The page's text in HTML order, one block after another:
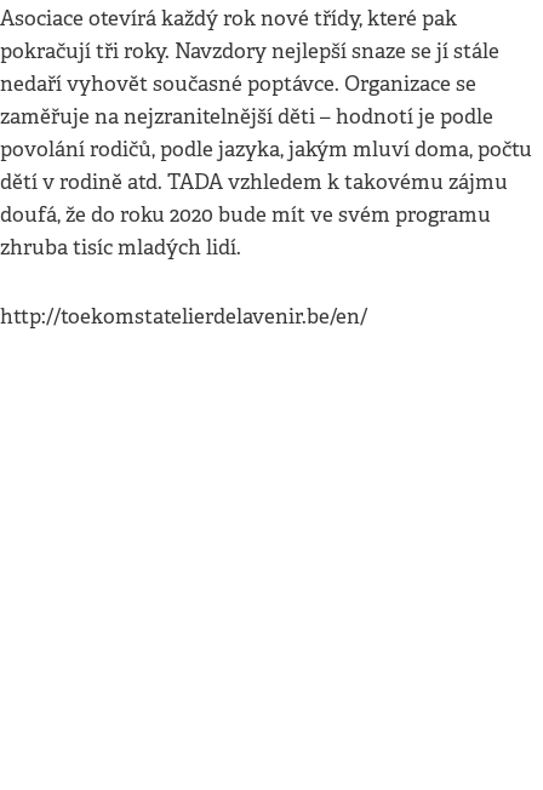
Asociace otevírá každý rok nové třídy, které pak
pokračují tři roky. Navzdory nejlepší snaze se jí stále
nedaří vyhovět současné poptávce. Organizace se
zaměřuje na nejzranitelnější děti – hodnotí je podle
povolání rodičů, podle jazyka, jakým mluví doma, počtu
dětí v rodině atd. TADA vzhledem k takovému zájmu
doufá, že do roku 2020 bude mít ve svém programu
zhruba tisíc mladých lidí.
http://toekomstatelierdelavenir.be/en/